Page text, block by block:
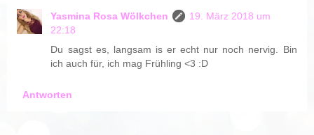
Yasmina Rosa Wölkchen
19. März 2018 um
22:18
Du sagst es, langsam is er echt nur noch nervig. Bin
ich auch für, ich mag Frühling <3 :D
Antworten